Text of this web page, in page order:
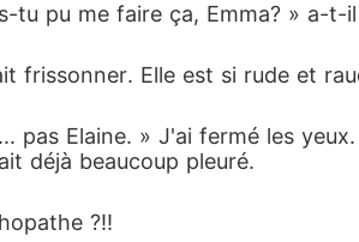
tu pu me faire ça, Emma? » a-t-
frissonner. Elle est si rude et
pas Elaine. » J'ai fermé les
déjà beaucoup pleuré.
?!!